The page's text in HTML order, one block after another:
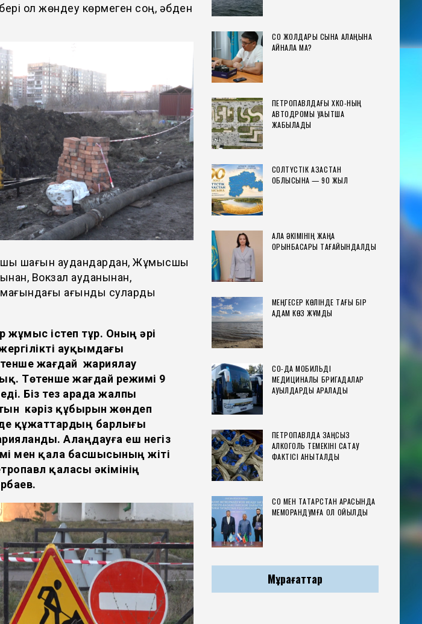
ол жөндеу көрмеген соң, әбден
шы шағын аудандардан, Жұмысшы
Вокзал ауданынан,
ағынды суларды
жұмыс істеп тұр. Оның әрі
ауқымдағы
жағдай жариялау
Төтенше жағдай режимі 9
Біз тез арада жалпы
кәріз құбырын жөндеп
құжаттардың барлығы
Алаңдауға еш негіз
мен қала басшысының жіті
қаласы әкімінің
СҚО ЖОЛДАРЫ СЫНАҚ АЛАҢЫНА
АЙНАЛА МА?
ПЕТРОПАВЛДАҒЫ ХҚКО-НЫҢ
АВТОДРОМЫ УАҚЫТША
ЖАБЫЛАДЫ
СОЛТҮСТІК ҚАЗАҚСТАН
ОБЛЫСЫНА — 90 ЖЫЛ
ҚАЛА ӘКІМІНІҢ ЖАҢА
ОРЫНБАСАРЫ ТАҒАЙЫНДАЛДЫ
МЕҢГЕСЕР КӨЛІНДЕ ТАҒЫ БІР
АДАМ КӨЗ ЖҰМДЫ
СҚО-ДА МОБИЛЬДІ
МЕДИЦИНАЛЫҚ БРИГАДАЛАР
АУЫЛДАРДЫ АРАЛАДЫ
ПЕТРОПАВЛДА ЗАҢСЫЗ
АЛКОГОЛЬ ТЕМЕКІНІ САҚТАУ
ФАКТІСІ АНЫҚТАЛДЫ
СҚО МЕН ТАТАРСТАН АРАСЫНДА
МЕМОРАНДУМҒА ҚОЛ ҚОЙЫЛДЫ
Мұрағаттар